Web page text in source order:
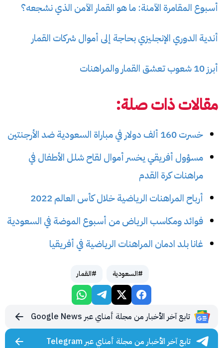
أسبوع المقامرة الآمنة: ما هو القمار الآمن الذي نشجعه؟
أندية الدوري الإنجليزي بحاجة إلى أموال شركات القمار
أبرز 10 شعوب تعشق القمار والمراهنات
مقالات ذات صلة:
خسرت 160 ألف دولار في مباراة السعودية ضد الأرجنتين
مسؤول أفريقي يخسر أموال لقاح شلل الأطفال في
مراهنات كرة القدم
أرباح المراهنات الرياضية خلال كأس العالم 2022
فوائد ومكاسب الرياض من أسبوع الموضة في السعودية
غانا بلد ادمان المراهنات الرياضية في أفريقيا
#السعودية #القمار
تابع آخر الأخبار من مجلة أمناي عبر Google News
تابع آخر الأخبار من مجلة أمناي عبر Telegram